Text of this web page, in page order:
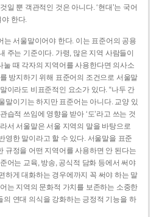
일 뿐 객관적인 것은 아니다. ‘현대’는 국어
한다.
는 서울말이어야 한다. 이는 표준어의 공용
주는 기준이다. 가령, 많은 지역 사람들이
눌 때 각자의 지역어를 사용한다면 의사소
방지하기 위해 표준어의 조건으로 서울말
이라도 비표준적인 요소가 있다. “나두 간
말이기는 하지만 표준어는 아니다. 교양 있
습적 쓰임에 영향을 받아 ‘도’라고 쓰는 것
서 서울말은 서울 지역의 말을 바탕으로
영한 말이라고 할 수 있다. 서울말을 표준
규정을 어떤 지역어를 사용하면 안 된다는
어는 교육, 방송, 공식적 담화 등에서 써야
하게 대화하는 경우에까지 꼭 써야 하는 말
는 지역의 문화적 가치를 보존하는 소중한
의 연대 의식을 강화하는 긍정적 기능을 하